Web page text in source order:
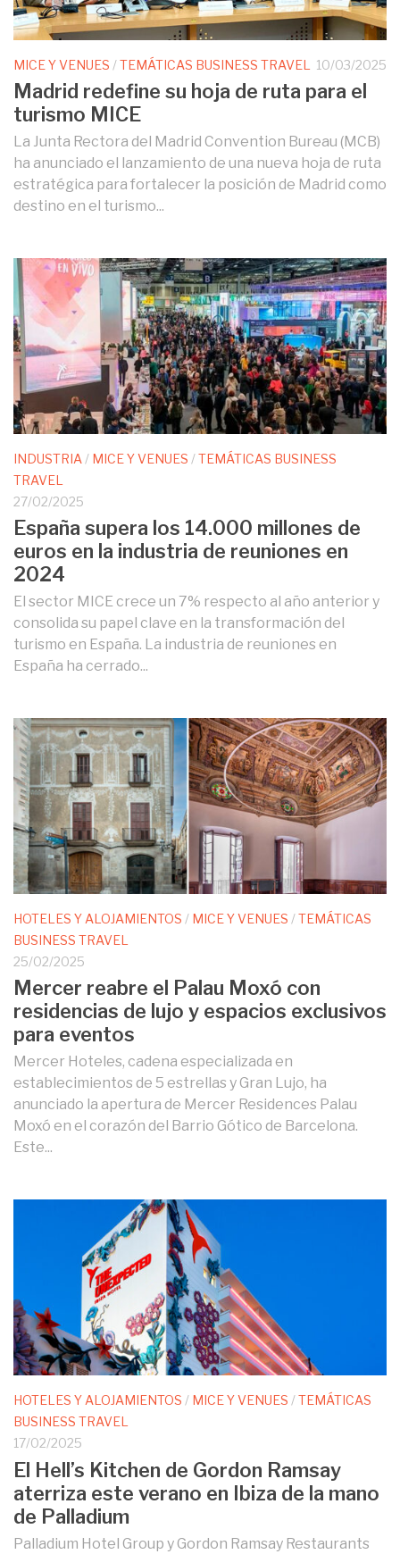
MICE Y VENUES /TEMÁTICAS BUSINESS TRAVEL 10/03/2025
Madrid redefine su hoja de ruta para el
turismo MICE
La Junta Rectora del Madrid Convention Bureau (MCB)
ha anunciado el lanzamiento de una nueva hoja de ruta
estratégica para fortalecer la posición de Madrid como
destino en el turismo...
INDUSTRIA / MICE Y VENUES /TEMÁTICAS BUSINESS
TRAVEL
27/02/2025
España supera los 14.000 millones de
euros en la industria de reuniones en
2024
El sector MICE crece un 7% respecto al año anterior y
consolida su papel clave en la transformación del
turismo en España. La industria de reuniones en
España ha cerrado...
HOTELES Y ALOJAMIENTOS / MICE Y VENUES /TEMÁTICAS
BUSINESS TRAVEL
25/02/2025
Mercer reabre el Palau Moxó con
residencias de lujo y espacios exclusivos
para eventos
Mercer Hoteles, cadena especializada en
establecimientos de 5 estrellas y Gran Lujo, ha
anunciado la apertura de Mercer Residences Palau
Moxó en el corazón del Barrio Gótico de Barcelona.
Este...
HOTELES Y ALOJAMIENTOS / MICE Y VENUES /TEMÁTICAS
BUSINESS TRAVEL
17/02/2025
El Hell’s Kitchen de Gordon Ramsay
aterriza este verano en Ibiza de la mano
de Palladium
Palladium Hotel Group y Gordon Ramsay Restaurants